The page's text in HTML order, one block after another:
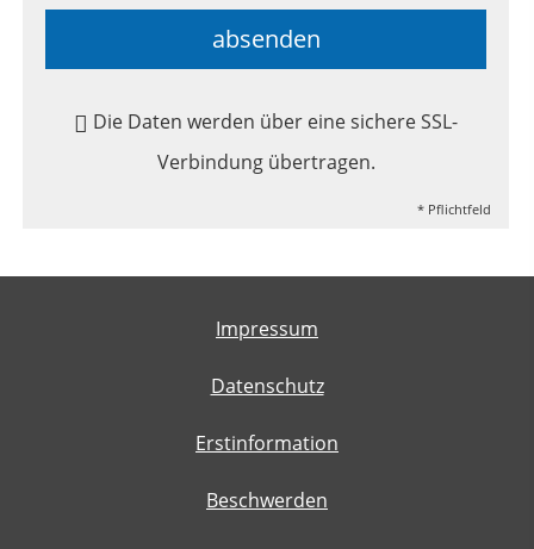
absenden
Die Daten werden über eine sichere SSL-
Verbindung übertragen.
* Pflichtfeld
Impressum
Datenschutz
Erstinformation
Beschwerden